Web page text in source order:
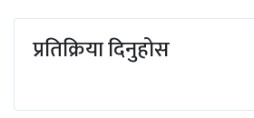
प्रतिक्रिया दिनुहोस